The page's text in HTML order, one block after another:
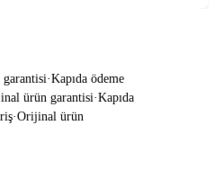
·Kapıda ödeme
ürün garantisi·Kapıda
·Orijinal ürün